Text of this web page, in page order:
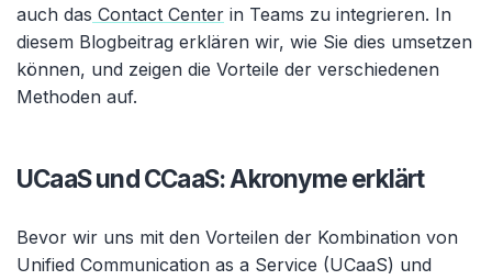
auch das Contact Center in Teams zu integrieren. In
diesem Blogbeitrag erklären wir, wie Sie dies umsetzen
können, und zeigen die Vorteile der verschiedenen
Methoden auf.
UCaaS und CCaaS: Akronyme erklärt
Bevor wir uns mit den Vorteilen der Kombination von
Unified Communication as a Service (UCaaS) und